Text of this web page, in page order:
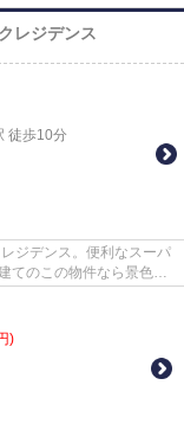
レジデンス
徒歩10分
ジデンス。便利なスーパ
てのこの物件なら景色も
)